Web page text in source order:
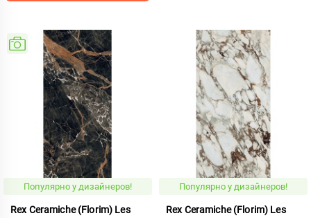
Популярно у дизайнеров!
Rex Ceramiche (Florim) Les
Популярно у дизайнеров!
Rex Ceramiche (Florim) Les